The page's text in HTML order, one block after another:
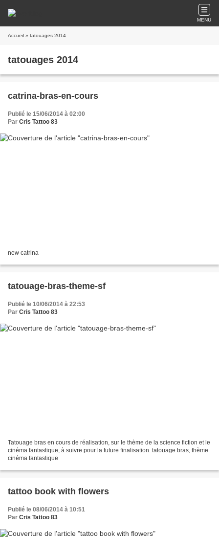
MENU
Accueil » tatouages 2014
tatouages 2014
catrina-bras-en-cours
Publié le 15/06/2014 à 02:00
Par Cris Tattoo 83
new catrina
tatouage-bras-theme-sf
Publié le 10/06/2014 à 22:53
Par Cris Tattoo 83
​Tatouage bras en cours de réalisation, sur le thème de la science fiction et le
cinéma fantastique, à suivre pour la future finalisation. tatouage bras, thème
cinéma fantastique
tattoo book with flowers
Publié le 08/06/2014 à 10:51
Par Cris Tattoo 83